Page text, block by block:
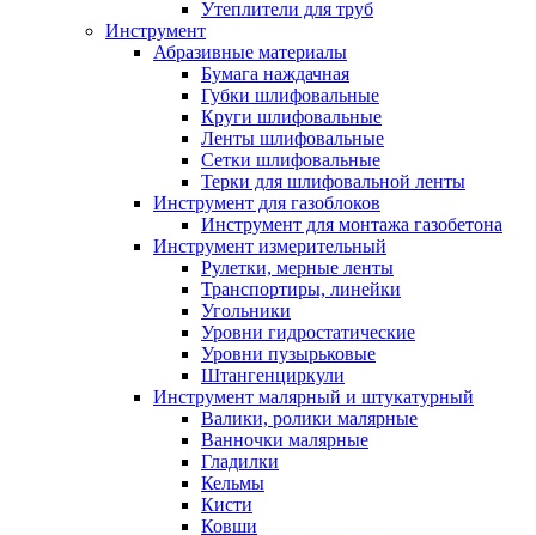
Утеплители для труб
Инструмент
Абразивные материалы
Бумага наждачная
Губки шлифовальные
Круги шлифовальные
Ленты шлифовальные
Сетки шлифовальные
Терки для шлифовальной ленты
Инструмент для газоблоков
Инструмент для монтажа газобетона
Инструмент измерительный
Рулетки, мерные ленты
Транспортиры, линейки
Угольники
Уровни гидростатические
Уровни пузырьковые
Штангенциркули
Инструмент малярный и штукатурный
Валики, ролики малярные
Ванночки малярные
Гладилки
Кельмы
Кисти
Ковши